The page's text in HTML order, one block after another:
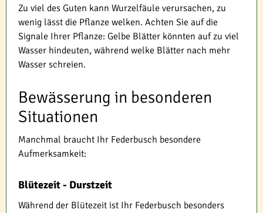
Zu viel des Guten kann Wurzelfäule verursachen, zu
wenig lässt die Pflanze welken. Achten Sie auf die
Signale Ihrer Pflanze: Gelbe Blätter könnten auf zu viel
Wasser hindeuten, während welke Blätter nach mehr
Wasser schreien.
Bewässerung in besonderen
Situationen
Manchmal braucht Ihr Federbusch besondere
Aufmerksamkeit:
Blütezeit - Durstzeit
Während der Blütezeit ist Ihr Federbusch besonders